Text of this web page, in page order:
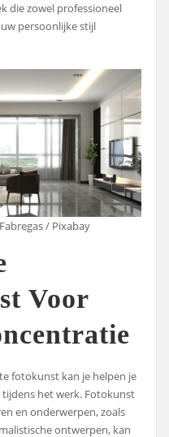
die zowel professioneel
persoonlijke stijl
/ Pixabay
Voor
fotokunst kan je helpen je
het werk. Fotokunst
en onderwerpen, zoals
ontwerpen, kan